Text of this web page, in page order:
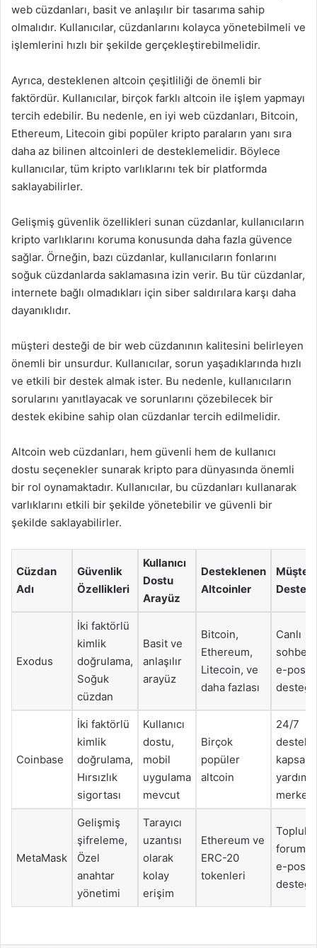
web cüzdanları, basit ve anlaşılır bir tasarıma sahip
olmalıdır. Kullanıcılar, cüzdanlarını kolayca yönetebilmeli ve
işlemlerini hızlı bir şekilde gerçekleştirebilmelidir.
Ayrıca, desteklenen altcoin çeşitliliği de önemli bir
faktördür. Kullanıcılar, birçok farklı altcoin ile işlem yapmayı
tercih edebilir. Bu nedenle, en iyi web cüzdanları, Bitcoin,
Ethereum, Litecoin gibi popüler kripto paraların yanı sıra
daha az bilinen altcoinleri de desteklemelidir. Böylece
kullanıcılar, tüm kripto varlıklarını tek bir platformda
saklayabilirler.
Gelişmiş güvenlik özellikleri sunan cüzdanlar, kullanıcıların
kripto varlıklarını koruma konusunda daha fazla güvence
sağlar. Örneğin, bazı cüzdanlar, kullanıcıların fonlarını
soğuk cüzdanlarda saklamasına izin verir. Bu tür cüzdanlar,
internete bağlı olmadıkları için siber saldırılara karşı daha
dayanıklıdır.
müşteri desteği de bir web cüzdanının kalitesini belirleyen
önemli bir unsurdur. Kullanıcılar, sorun yaşadıklarında hızlı
ve etkili bir destek almak ister. Bu nedenle, kullanıcıların
sorularını yanıtlayacak ve sorunlarını çözebilecek bir
destek ekibine sahip olan cüzdanlar tercih edilmelidir.
Altcoin web cüzdanları, hem güvenli hem de kullanıcı
dostu seçenekler sunarak kripto para dünyasında önemli
bir rol oynamaktadır. Kullanıcılar, bu cüzdanları kullanarak
varlıklarını etkili bir şekilde yönetebilir ve güvenli bir
şekilde saklayabilirler.
Cüzdan
Adı
Güvenlik
Özellikleri
Kullanıcı
Dostu
Arayüz
Desteklenen
Altcoinler
Müşteri
Desteği
Exodus
İki faktörlü
kimlik
doğrulama,
Soğuk
cüzdan
Basit ve
anlaşılır
arayüz
Bitcoin,
Ethereum,
Litecoin, ve
daha fazlası
Canlı
sohbet,
e-posta
desteği
Coinbase
İki faktörlü
kimlik
doğrulama,
Hırsızlık
sigortası
Kullanıcı
dostu,
mobil
uygulama
mevcut
Birçok
popüler
altcoin
24/7
destek,
yardım
merkezi
MetaMask
Gelişmiş
şifreleme,
Özel
anahtar
yönetimi
Tarayıcı
uzantısı
olarak
kolay
erişim
Ethereum ve
ERC-20
tokenleri
e-posta
desteği